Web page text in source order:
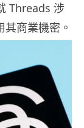
Threads 涉
商業機密。